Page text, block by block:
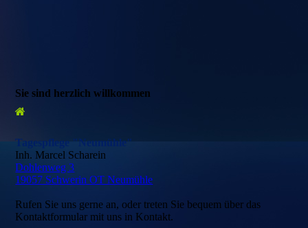
Sie sind herzlich willkommen
Tagespflege "Neumühle"
Inh. Marcel Scharein
Dohlenweg 3
19057 Schwerin OT Neumühle
Rufen Sie uns gerne an, oder treten Sie bequem über das
Kontaktformular mit uns in Kontakt.